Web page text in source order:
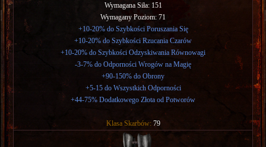
Wymagana Siła: 151
Wymagany Poziom: 71
+10-20% do Szybkości Poruszania Się
+10-20% do Szybkości Rzucania Czarów
+10-20% do Szybkości Odzyskiwania Równowagi
-3-7% do Odporności Wrogów na Magię
+90-150% do Obrony
+5-15 do Wszystkich Odporności
+44-75% Dodatkowego Złota od Potworów
Klasa Skarbów: 79